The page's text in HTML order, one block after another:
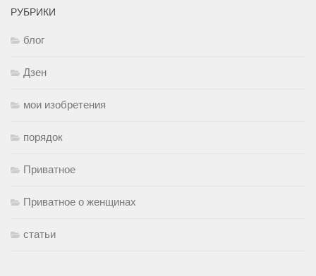
РУБРИКИ
блог
Дзен
мои изобретения
порядок
Приватное
Приватное о женщинах
статьи